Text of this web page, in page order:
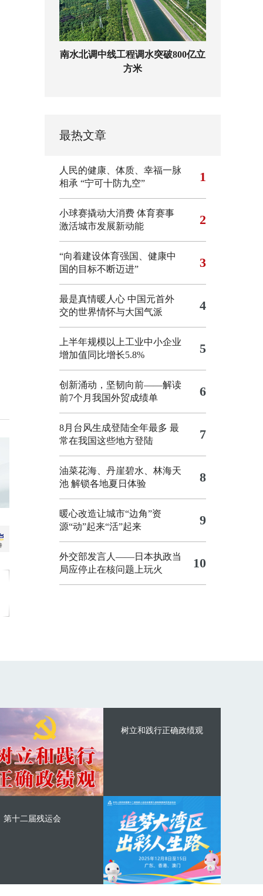
南水北调中线工程调水突破800亿立
方米
最热文章
人民的健康、体质、幸福一脉
相承 “宁可十防九空” 1
小球赛撬动大消费 体育赛事
激活城市发展新动能
2
“向着建设体育强国、健康中
国的目标不断迈进”
3
最是真情暖人心 中国元首外
交的世界情怀与大国气派
4
上半年规模以上工业中小企业
增加值同比增长5.8%
5
创新涌动，坚韧向前——解读
前7个月我国外贸成绩单
6
8月台风生成登陆全年最多 最
常在我国这些地方登陆
7
油菜花海、丹崖碧水、林海天
池 解锁各地夏日体验
8
暖心改造让城市“边角”资
源“动”起来“活”起来
9
外交部发言人——日本执政当
局应停止在核问题上玩火
10
树立和践行正确政绩观
第十二届残运会